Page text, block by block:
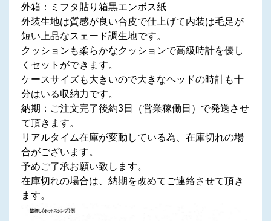
外箱：ミフタ貼り箱黒エンボス紙
外装生地は質感が良い合皮で仕上げて内装は毛足が
短い上品なスェード調生地です。
クッションも柔らかなクッションで高級時計を優し
くセットができます。
ケースサイズも大きいので大きなヘッドの時計も十
分はいる収納力です。
納期：ご注文完了後約3日（営業稼働日）で発送させ
て頂きます。
リアルタイム在庫が変動している為、在庫切れの場
合がございます。
予めご了承お願い致します。
在庫切れの場合は、納期を改めてご連絡させて頂き
ます。